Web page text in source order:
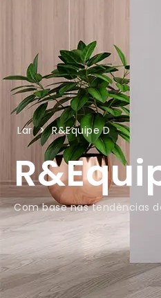
Lar > R&Equipe D
Com base nas tendências